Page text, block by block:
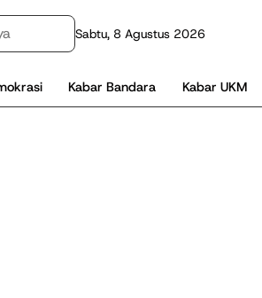
Sabtu, 8 Agustus 2026
Kabar Bandara Kabar UKM